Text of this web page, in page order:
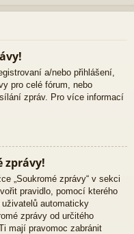
a/nebo přihlášení,
pro celé fórum, nebo
zpráv. Pro více informací
zprávy!
„Soukromé zprávy“ v sekci
pravidlo, pomocí kterého
uživatelů automaticky
zprávy od určitého
mají pravomoc zabránit